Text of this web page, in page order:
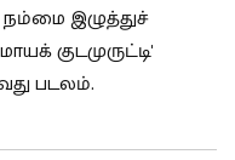
இழுத்துச்
குடமுருட்டி'
படலம்.